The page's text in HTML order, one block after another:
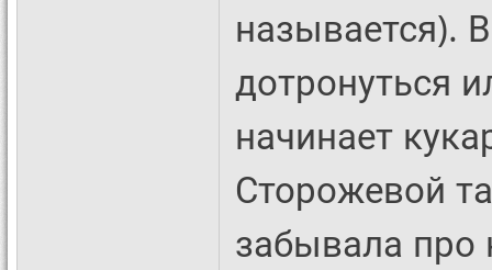
называется).
дотронуться
начинает
Сторожевой
забывала про